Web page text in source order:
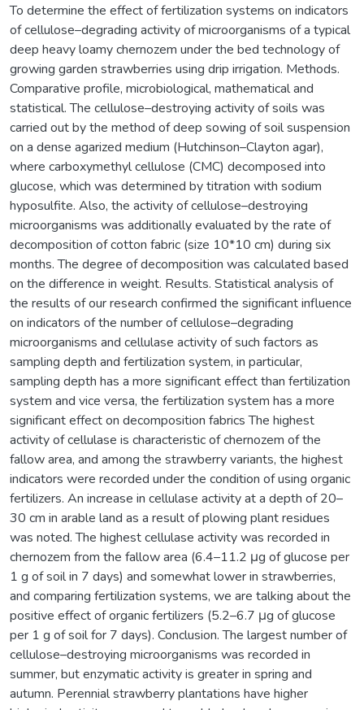
To determine the effect of fertilization systems on indicators
of cellulose–degrading activity of microorganisms of a typical
deep heavy loamy chernozem under the bed technology of
growing garden strawberries using drip irrigation. Methods.
Comparative profile, microbiological, mathematical and
statistical. The cellulose–destroying activity of soils was
carried out by the method of deep sowing of soil suspension
on a dense agarized medium (Hutchinson–Clayton agar),
where carboxymethyl cellulose (CMC) decomposed into
glucose, which was determined by titration with sodium
hyposulfite. Also, the activity of cellulose–destroying
microorganisms was additionally evaluated by the rate of
decomposition of cotton fabric (size 10*10 cm) during six
months. The degree of decomposition was calculated based
on the difference in weight. Results. Statistical analysis of
the results of our research confirmed the significant influence
on indicators of the number of cellulose–degrading
microorganisms and cellulase activity of such factors as
sampling depth and fertilization system, in particular,
sampling depth has a more significant effect than fertilization
system and vice versa, the fertilization system has a more
significant effect on decomposition fabrics The highest
activity of cellulase is characteristic of chernozem of the
fallow area, and among the strawberry variants, the highest
indicators were recorded under the condition of using organic
fertilizers. An increase in cellulase activity at a depth of 20–
30 cm in arable land as a result of plowing plant residues
was noted. The highest cellulase activity was recorded in
chernozem from the fallow area (6.4–11.2 μg of glucose per
1 g of soil in 7 days) and somewhat lower in strawberries,
and comparing fertilization systems, we are talking about the
positive effect of organic fertilizers (5.2–6.7 μg of glucose
per 1 g of soil for 7 days). Conclusion. The largest number of
cellulose–destroying microorganisms was recorded in
summer, but enzymatic activity is greater in spring and
autumn. Perennial strawberry plantations have higher